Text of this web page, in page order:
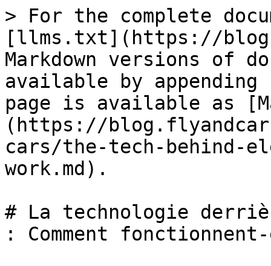
> For the complete
[llms.txt](https://
Markdown versions of
available by
page is available as
(https://
cars/the-tech-behind-
work.md).
# La technologie
: Comment